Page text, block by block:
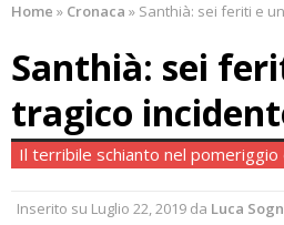
Agosto 7, 2026 in
Agosto 7, 2026 in
Agosto 6, 2026 in
Home » Cronaca » Santhià: sei feriti e
Santhià: sei
tragico
Il terribile schianto nel pomeriggio
Inserito su Luglio 22, 2019 da Luca